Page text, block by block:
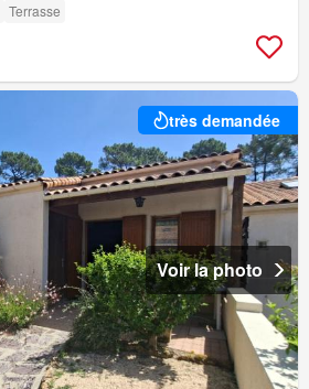
Terrasse
très demandée
Voir la photo